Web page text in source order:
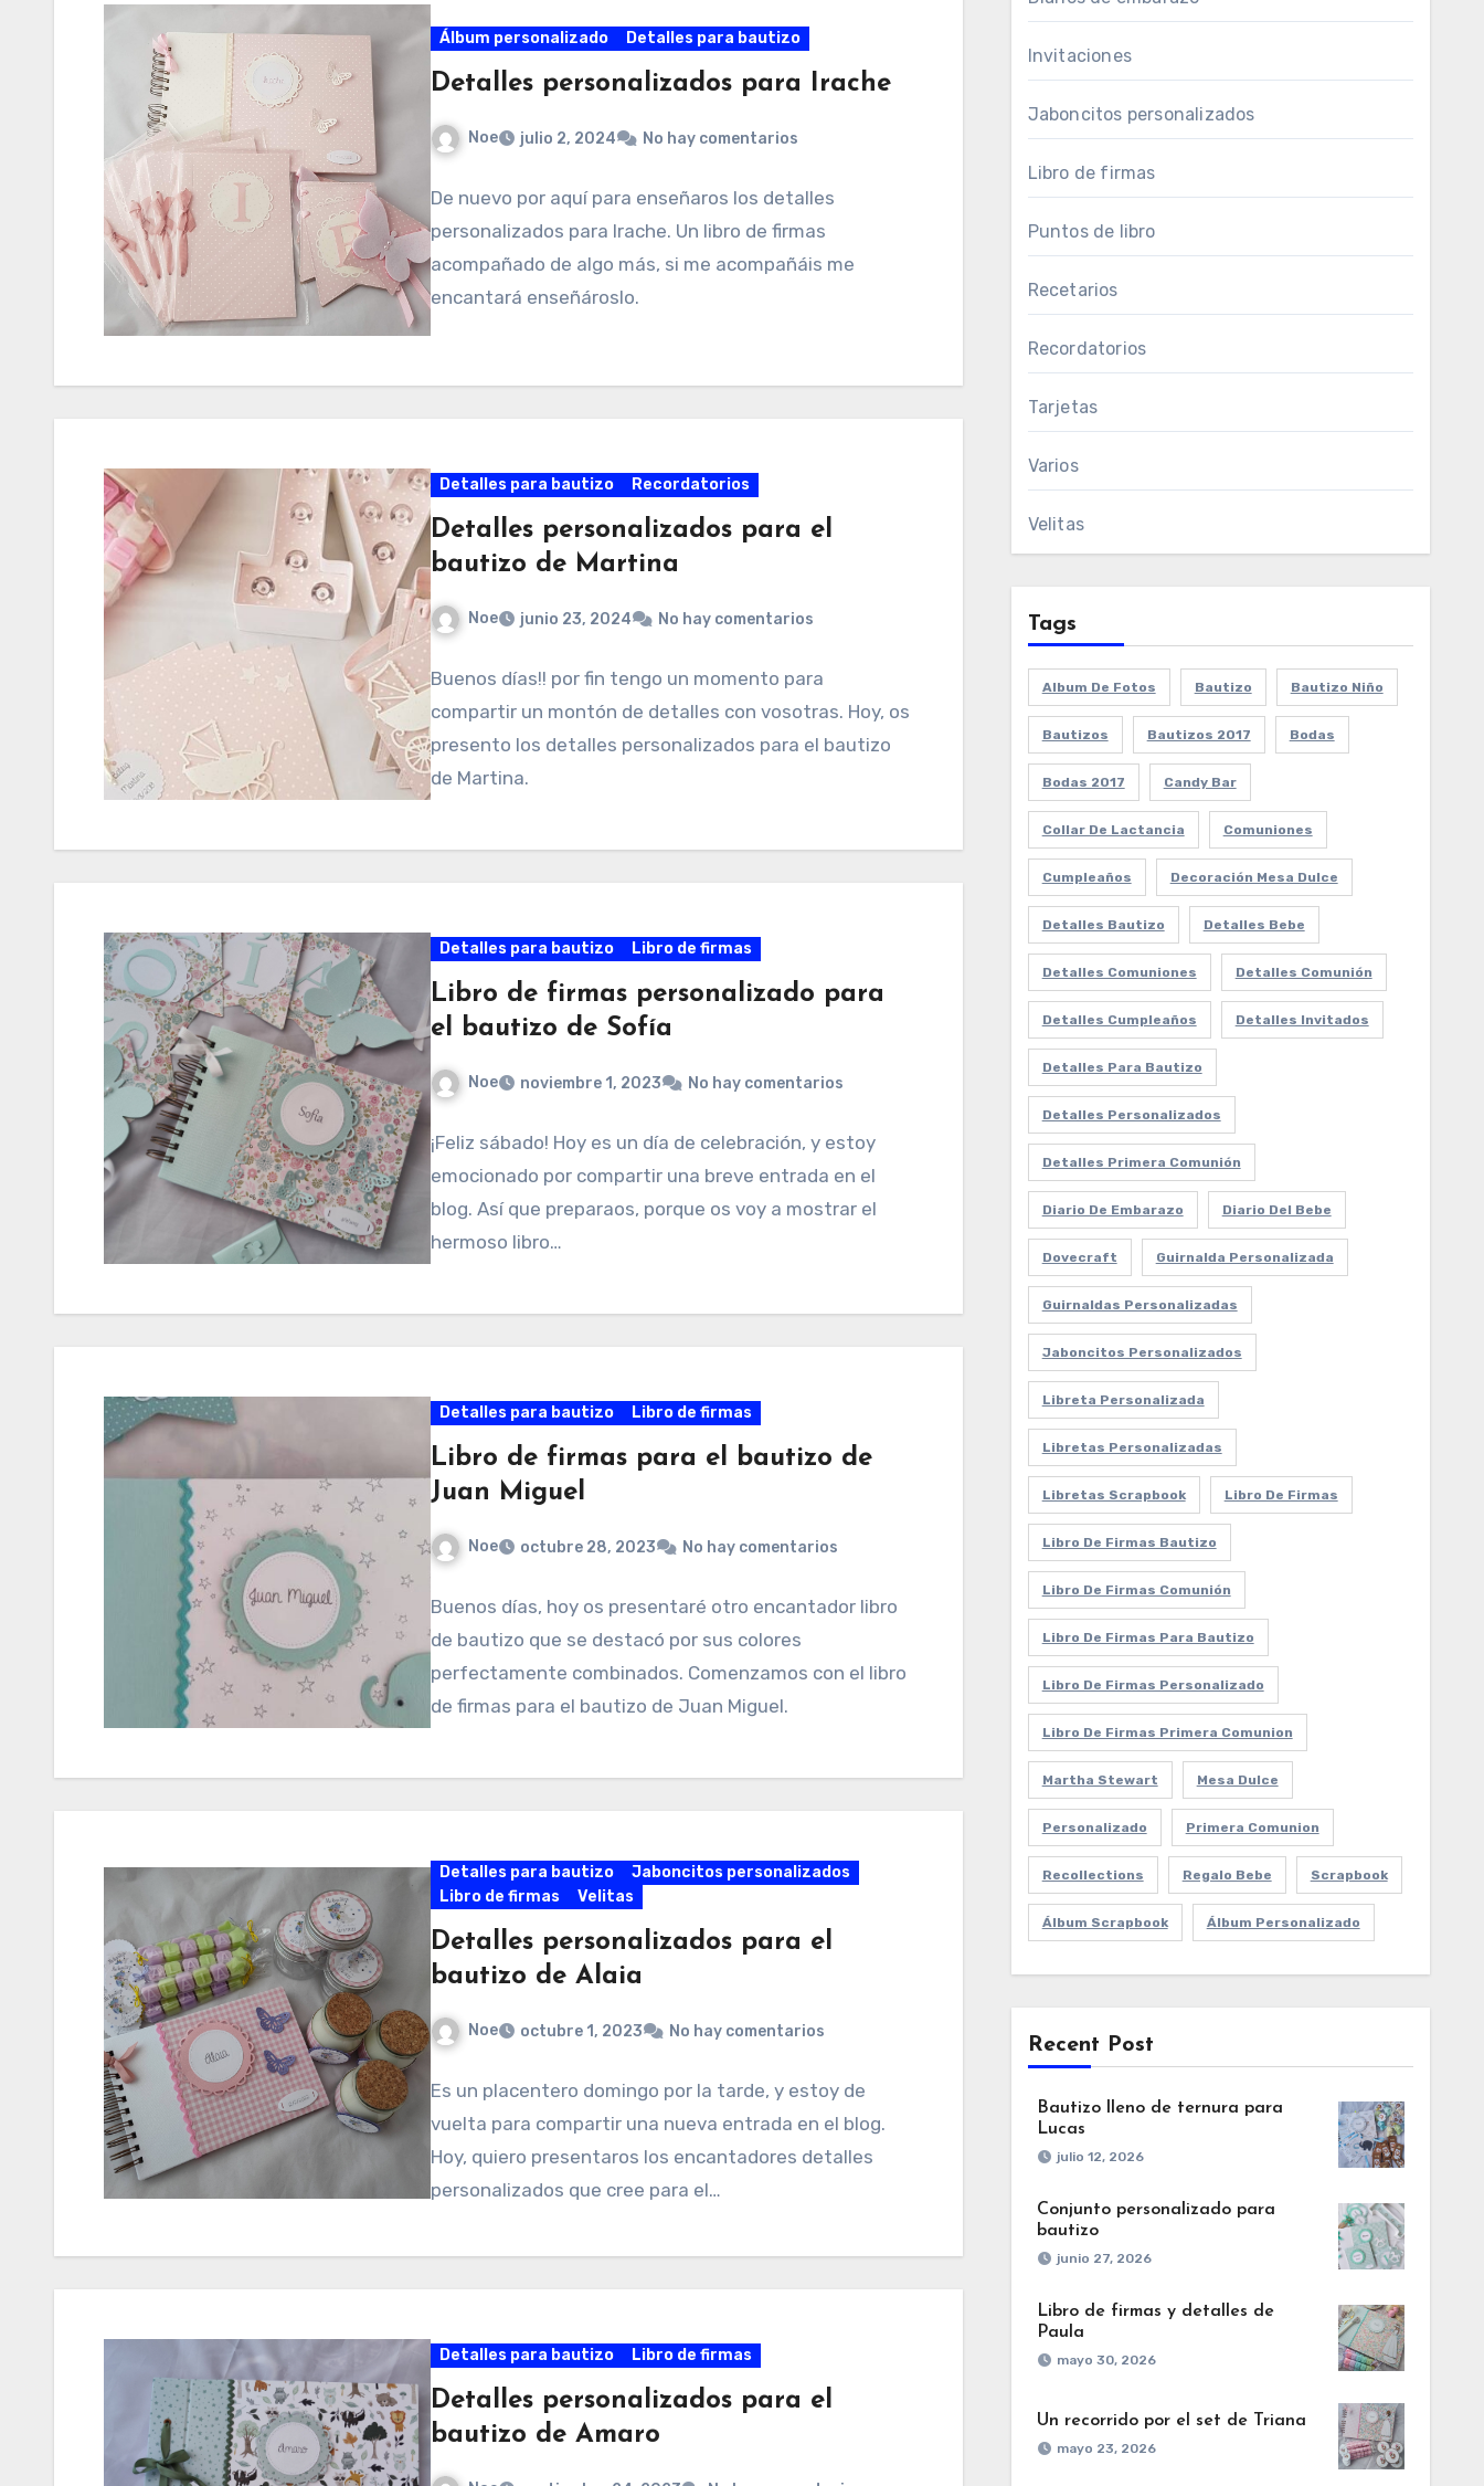
Álbum personalizado Detalles para bautizo
Detalles personalizados para Irache
Noe julio 2, 2024 No hay comentarios
De nuevo por aquí para enseñaros los detalles
personalizados para Irache. Un libro de firmas
acompañado de algo más, si me acompañáis me
encantará enseñároslo.
Detalles para bautizo Recordatorios
Detalles personalizados para el
bautizo de Martina
Noe junio 23, 2024 No hay comentarios
Buenos días!! por fin tengo un momento para
compartir un montón de detalles con vosotras. Hoy, os
presento los detalles personalizados para el bautizo
de Martina.
Detalles para bautizo Libro de firmas
Libro de firmas personalizado para
el bautizo de Sofía
Noe noviembre 1, 2023 No hay comentarios
¡Feliz sábado! Hoy es un día de celebración, y estoy
emocionado por compartir una breve entrada en el
blog. Así que preparaos, porque os voy a mostrar el
hermoso libro…
Detalles para bautizo Libro de firmas
Libro de firmas para el bautizo de
Juan Miguel
Noe octubre 28, 2023 No hay comentarios
Buenos días, hoy os presentaré otro encantador libro
de bautizo que se destacó por sus colores
perfectamente combinados. Comenzamos con el libro
de firmas para el bautizo de Juan Miguel.
Detalles para bautizo
Jaboncitos personalizados
Libro de firmas
Velitas
Detalles personalizados para el
bautizo de Alaia
Noe octubre 1, 2023 No hay comentarios
Es un placentero domingo por la tarde, y estoy de
vuelta para compartir una nueva entrada en el blog.
Hoy, quiero presentaros los encantadores detalles
personalizados que cree para el…
Detalles para bautizo Libro de firmas
Detalles personalizados para el
bautizo de Amaro
Invitaciones
Jaboncitos personalizados
Libro de firmas
Puntos de libro
Recetarios
Recordatorios
Tarjetas
Varios
Velitas
Tags
Album De Fotos Bautizo Bautizo Niño
Bautizos Bautizos 2017 Bodas
Bodas 2017 Candy Bar
Collar De Lactancia Comuniones
Cumpleaños Decoración Mesa Dulce
Detalles Bautizo Detalles Bebe
Detalles Comuniones Detalles Comunión
Detalles Cumpleaños Detalles Invitados
Detalles Para Bautizo
Detalles Personalizados
Detalles Primera Comunión
Diario De Embarazo Diario Del Bebe
Dovecraft Guirnalda Personalizada
Guirnaldas Personalizadas
Jaboncitos Personalizados
Libreta Personalizada
Libretas Personalizadas
Libretas Scrapbook Libro De Firmas
Libro De Firmas Bautizo
Libro De Firmas Comunión
Libro De Firmas Para Bautizo
Libro De Firmas Personalizado
Libro De Firmas Primera Comunion
Martha Stewart Mesa Dulce
Personalizado Primera Comunion
Recollections Regalo Bebe Scrapbook
Álbum Scrapbook Álbum Personalizado
Recent Post
Bautizo lleno de ternura para
Lucas
julio 12, 2026
Conjunto personalizado para
bautizo
junio 27, 2026
Libro de firmas y detalles de
Paula
mayo 30, 2026
Un recorrido por el set de Triana
mayo 23, 2026